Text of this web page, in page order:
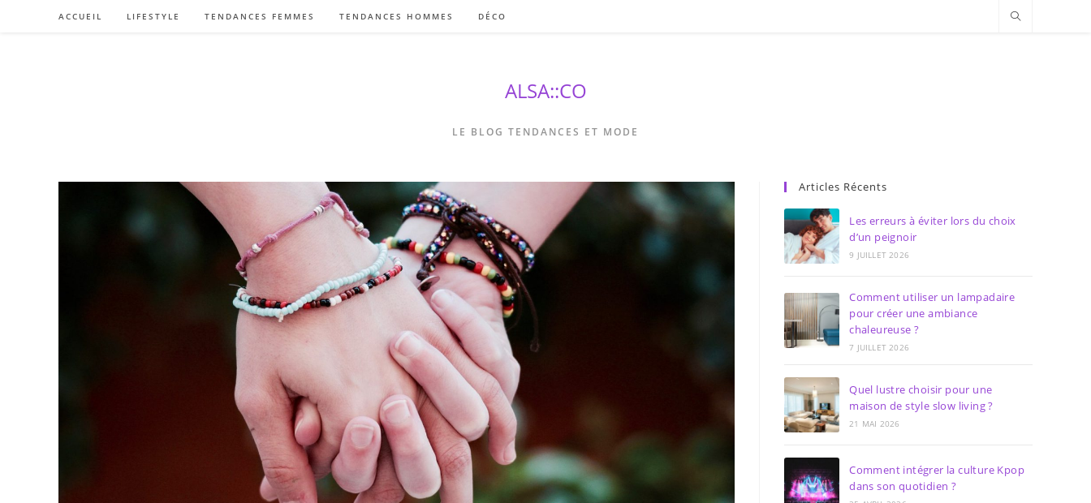
ACCUEIL LIFESTYLE TENDANCES FEMMES TENDANCES HOMMES DÉCO
ALSA::CO
LE BLOG TENDANCES ET MODE
Articles Récents
Les erreurs à éviter lors du choix
d’un peignoir
9 JUILLET 2026
Comment utiliser un lampadaire
pour créer une ambiance
chaleureuse ?
7 JUILLET 2026
Quel lustre choisir pour une
maison de style slow living ?
21 MAI 2026
Comment intégrer la culture Kpop
dans son quotidien ?